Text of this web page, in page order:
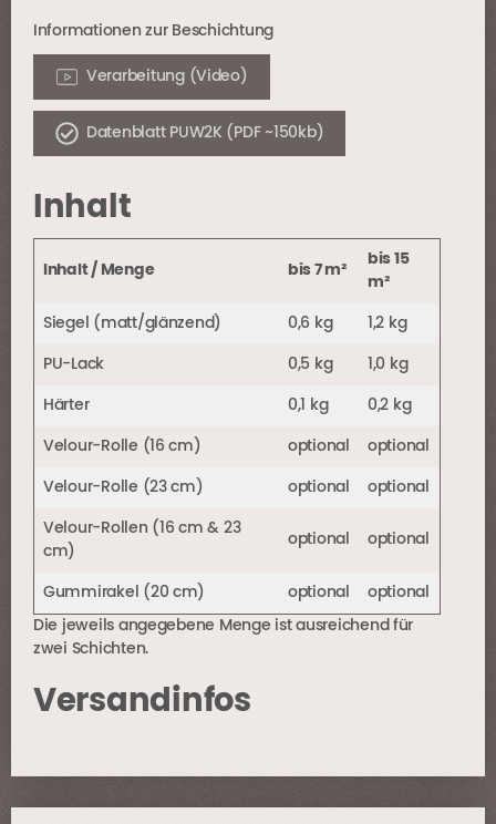
Informationen zur Beschichtung
Verarbeitung (Video)
Datenblatt PUW2K (PDF ~150kb)
Inhalt
Inhalt / Menge bis 7 m²
bis 15
m²
Siegel (matt/glänzend) 0,6 kg 1,2 kg
PU-Lack 0,5 kg 1,0 kg
Härter 0,1 kg 0,2 kg
Velour-Rolle (16 cm) optional optional
Velour-Rolle (23 cm) optional optional
Velour-Rollen (16 cm & 23
cm)
optional optional
Gummirakel (20 cm) optional optional
Die jeweils angegebene Menge ist ausreichend für
zwei Schichten.
Versandinfos